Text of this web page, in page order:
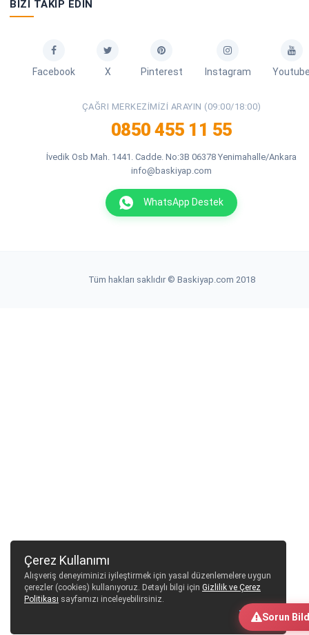
BIZI TAKIP EDIN
Facebook X Pinterest Instagram
ÇAĞRI MERKEZIMIZI ARAYIN (09:00/18:00)
0850 455 11 55
İvedik Osb Mah. 1441. Cadde. No:3B 06378 Yenimahalle/Ankara
info@baskiyap.com
WhatsApp Destek
Tüm hakları saklıdır © Baskiyap.com 2018
Sorun
Çerez Kullanımı
Alışveriş deneyiminizi iyileştirmek için yasal düzenlemelere uygun
çerezler (cookies) kullanıyoruz. Detaylı bilgi için Gizlilik ve Çerez
Politikası sayfamızı inceleyebilirsiniz.
Tamam